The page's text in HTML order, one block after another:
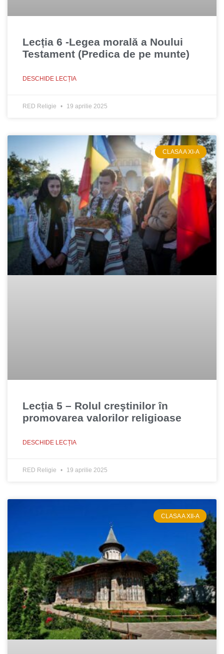
Lecția 6 -Legea morală a Noului
Testament (Predica de pe munte)
DESCHIDE LECȚIA
RED Religie 19 aprilie 2025
CLASA A XI-A
Lecția 5 – Rolul creştinilor în
promovarea valorilor religioase
DESCHIDE LECȚIA
RED Religie 19 aprilie 2025
CLASA A XII-A